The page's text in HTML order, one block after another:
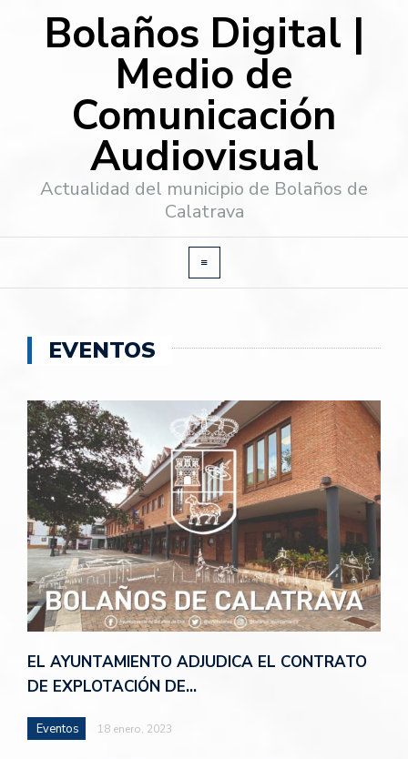
Bolaños Digital |
Medio de
Comunicación
Audiovisual
Actualidad del municipio de Bolaños de
Calatrava
EVENTOS
EL AYUNTAMIENTO ADJUDICA EL CONTRATO
DE EXPLOTACIÓN DE…
Eventos 18 enero, 2023